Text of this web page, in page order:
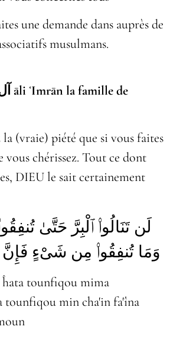
une demande dans auprès de
musulmans.
(vraie) piété que si vous faites
vous chérissez. Tout ce dont
DIEU le sait certainement
لَن تَنَالُوا۟ ٱلْبِرَّ حَتَّىٰ
وَمَا تُنفِقُوا۟ مِن شَىْءٍ فَإِنَّ
tounfiqou mima
tounfiqou min cha'in fa'îna